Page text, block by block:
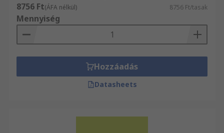
8756 Ft(ÁFA nélkül) 8756 Ft/tasak
Mennyiség
Hozzáadás
Datasheets